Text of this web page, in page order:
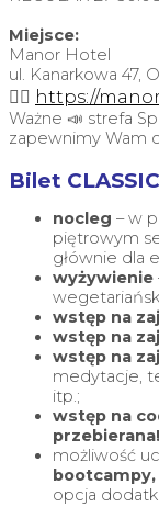
Miejsce:
Manor Hotel
ul. Kanarkowa 47,
👉🏼 https://
Ważne 📣 strefa
zapewnimy Wam
Bilet
nocleg – w
piętrowym
głównie dla
wyżywienie
wstęp na
wstęp na
wstęp na
medytacje,
itp.;
wstęp na
przebierana!
możliwość
opcja